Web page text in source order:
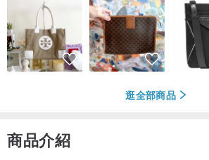
逛全部商品
商品介紹